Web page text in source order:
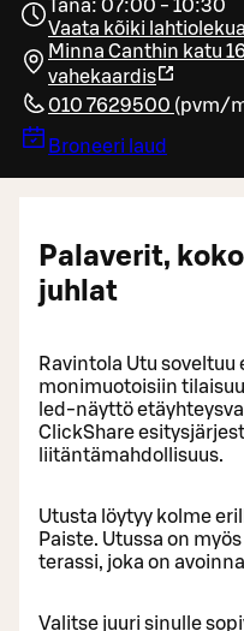
Täna: 07:00 - 10:30
Vaata kõiki
Minna Canthin katu
vahekaardis
010 7629500 (pvm/
Broneeri laud
Palaverit,
juhlat
Ravintola Utu
monimuotoisiin
led-näyttö
ClickShare
liitäntämahdollisuus.
Utusta löytyy kolme
Paiste. Utussa on
terassi, joka on
Valitse juuri sinulle